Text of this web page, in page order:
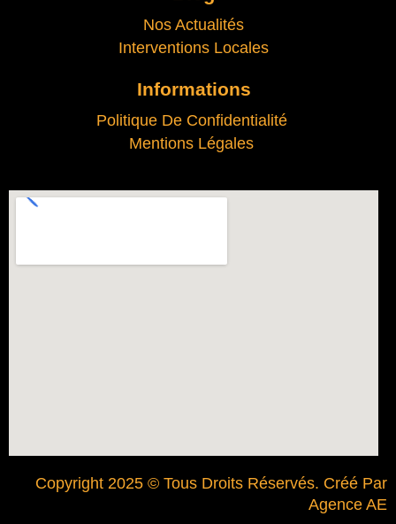
Nos Actualités
Interventions Locales
Informations
Politique De Confidentialité
Mentions Légales
Copyright 2025 © Tous Droits Réservés. Créé Par
Agence AE